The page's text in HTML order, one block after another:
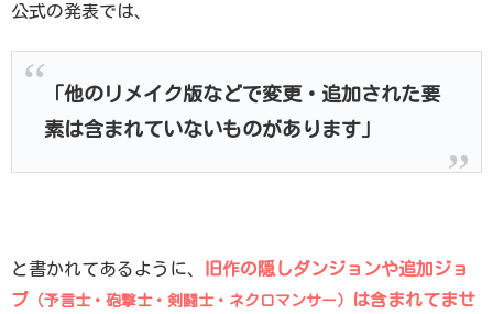
公式の発表では、
「他のリメイク版などで変更・追加された要
素は含まれていないものがあります」
と書かれてあるように、
旧作の隠しダンジョンや追加ジョ
ブ （予言士・砲撃士・剣闘士・ネクロマンサー）
は含まれてませ